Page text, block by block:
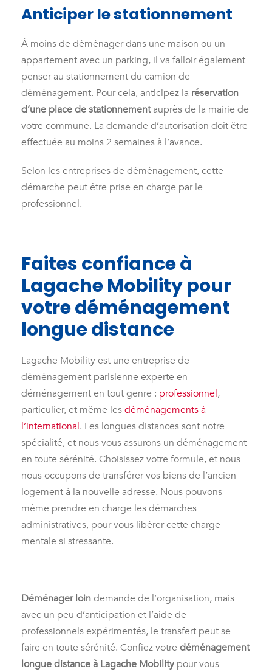
Anticiper le stationnement
À moins de déménager dans une maison ou un
appartement avec un parking, il va falloir également
penser au stationnement du camion de
déménagement. Pour cela, anticipez la réservation
d’une place de stationnementauprès de la mairie de
votre commune. La demande d’autorisation doit être
effectuée au moins 2 semaines à l’avance.
Selon les entreprises de déménagement, cette
démarche peut être prise en charge par le
professionnel.
Faites confiance à
Lagache Mobility pour
votre déménagement
longue distance
Lagache Mobility est une entreprise de
déménagement parisienne experte en
déménagement en tout genre : professionnel,
particulier, et même lesdéménagements à
l’international. Les longues distances sont notre
spécialité, et nous vous assurons un déménagement
en toute sérénité. Choisissez votre formule, et nous
nous occupons de transférer vos biens de l’ancien
logement à la nouvelle adresse. Nous pouvons
même prendre en charge les démarches
administratives, pour vous libérer cette charge
mentale si stressante.
Déménager loindemande de l’organisation, mais
avec un peu d’anticipation et l’aide de
professionnels expérimentés, le transfert peut se
faire en toute sérénité. Confiez votre déménagement
longue distance à Lagache Mobility pour vous